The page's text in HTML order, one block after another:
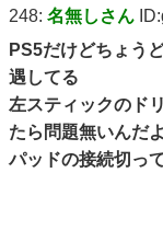
248: 名無しさん
PS5だけどちょう
遇してる
左スティックのド
たら問題無いんだ
パッドの接続切っ